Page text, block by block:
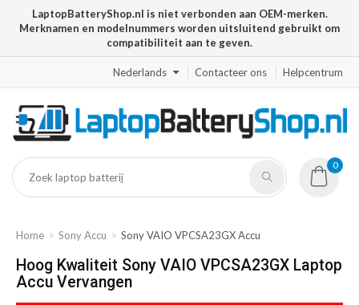
LaptopBatteryShop.nl is niet verbonden aan OEM-merken.
Merknamen en modelnummers worden uitsluitend gebruikt om
compatibiliteit aan te geven.
Nederlands Contacteer ons Helpcentrum
0
Home Sony Accu Sony VAIO VPCSA23GX Accu
Hoog Kwaliteit Sony VAIO VPCSA23GX Laptop
Accu Vervangen